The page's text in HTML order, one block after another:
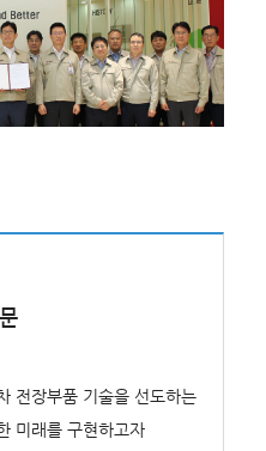
전장부품 기술을 선도하는
미래를 구현하고자